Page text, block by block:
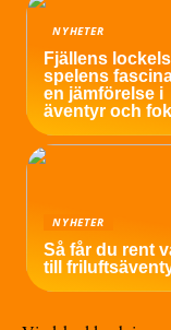
NYHETER
Fjällens
spelens
en jämförelse i
äventyr och
NYHETER
Så får du rent
till